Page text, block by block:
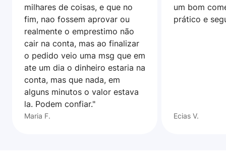
milhares de coisas, e que no
fim, nao fossem aprovar ou
realmente o emprestimo não
cair na conta, mas ao finalizar
o pedido veio uma msg que em
ate um dia o dinheiro estaria na
conta, mas que nada, em
alguns minutos o valor estava
la. Podem confiar."
Maria F.
um bom
prático e
Ecias V.